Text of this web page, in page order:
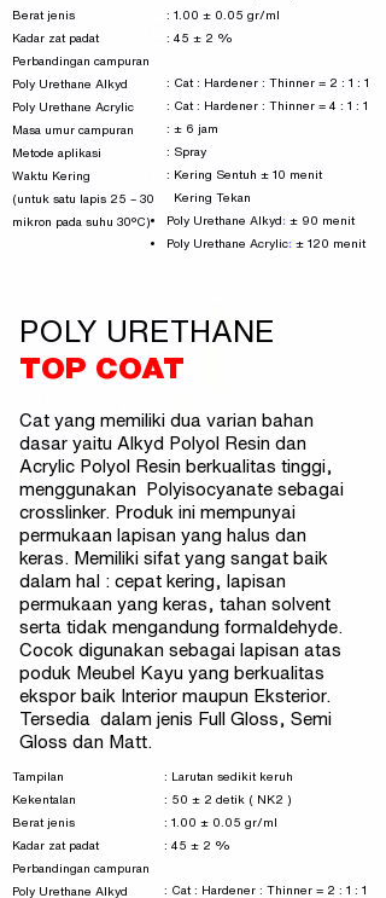
Berat jenis
Kadar zat padat
Perbandingan campuran
Poly Urethane Alkyd
Poly Urethane Acrylic
Masa umur campuran
Metode aplikasi
Waktu Kering
(untuk satu lapis 25 – 30
mikron pada suhu 30°C)
: 1.00 ± 0.05 gr/ml
: 45 ± 2 %
: Cat : Hardener : Thinner = 2 : 1 : 1
: Cat : Hardener : Thinner = 4 : 1 : 1
: ± 6 jam
: Spray
: Kering Sentuh ± 10 menit
Kering Tekan
Poly Urethane Alkyd: ± 90 menit
Poly Urethane Acrylic: ± 120 menit
POLY URETHANE
TOP COAT
Cat yang memiliki dua varian bahan
dasar yaitu Alkyd Polyol Resin dan
Acrylic Polyol Resin berkualitas tinggi,
menggunakan Polyisocyanate sebagai
crosslinker. Produk ini mempunyai
permukaan lapisan yang halus dan
keras. Memiliki sifat yang sangat baik
dalam hal : cepat kering, lapisan
permukaan yang keras, tahan solvent
serta tidak mengandung formaldehyde.
Cocok digunakan sebagai lapisan atas
poduk Meubel Kayu yang berkualitas
ekspor baik Interior maupun Eksterior.
Tersedia dalam jenis Full Gloss, Semi
Gloss dan Matt.
Tampilan
Kekentalan
Berat jenis
Kadar zat padat
Perbandingan campuran
Poly Urethane Alkyd
: Larutan sedikit keruh
: 50 ± 2 detik ( NK2 )
: 1.00 ± 0.05 gr/ml
: 45 ± 2 %
: Cat : Hardener : Thinner = 2 : 1 : 1